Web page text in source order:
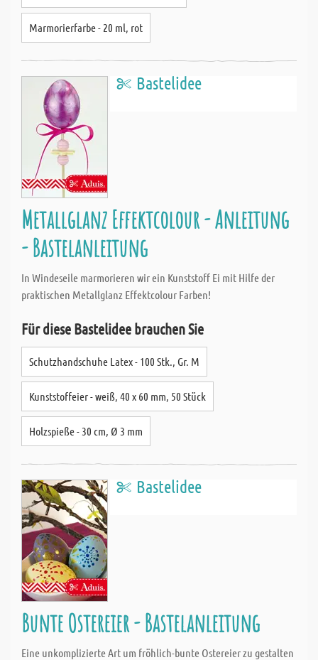
Marmorierfarbe - 20 ml, rot
Bastelidee
Metallglanz Effektcolour - Anleitung
- Bastelanleitung
In Windeseile marmorieren wir ein Kunststoff Ei mit Hilfe der
praktischen Metallglanz Effektcolour Farben!
Für diese Bastelidee brauchen Sie
Schutzhandschuhe Latex - 100 Stk., Gr. M
Kunststoffeier - weiß, 40 x 60 mm, 50 Stück
Holzspieße - 30 cm, Ø 3 mm
Bastelidee
Bunte Ostereier - Bastelanleitung
Eine unkomplizierte Art um fröhlich-bunte Ostereier zu gestalten